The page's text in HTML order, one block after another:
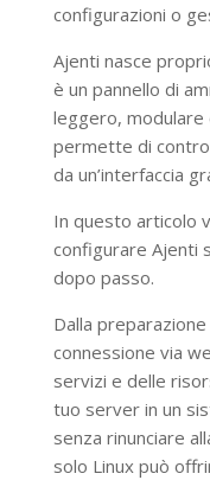
configurazioni o
Ajenti nasce
è un pannello di
leggero, modulare
permette di
da un’interfaccia
In questo articolo
configurare Ajenti
dopo passo.
Dalla
connessione via
servizi e delle
tuo server in un
senza rinunciare
solo Linux può